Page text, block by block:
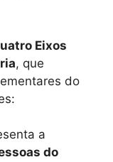
Eixos
, que
do
a
do